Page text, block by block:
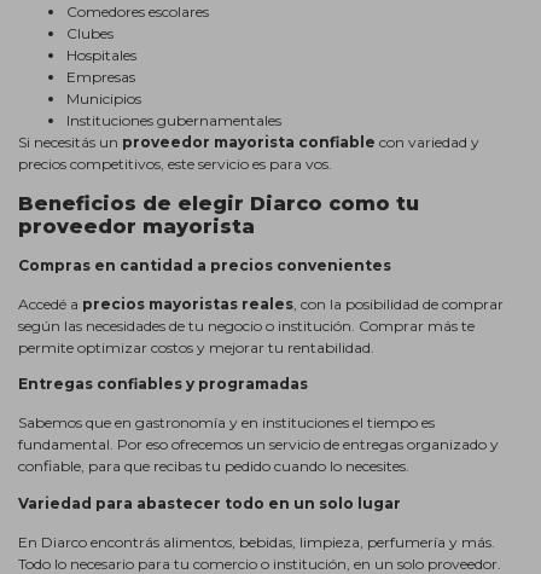
Comedores escolares
Clubes
Hospitales
Empresas
Municipios
Instituciones gubernamentales
Si necesitás un proveedor mayorista confiable con variedad y
precios competitivos, este servicio es para vos.
Beneficios de elegir Diarco como tu
proveedor mayorista
Compras en cantidad a precios convenientes
Accedé a precios mayoristas reales , con la posibilidad de comprar
según las necesidades de tu negocio o institución. Comprar más te
permite optimizar costos y mejorar tu rentabilidad.
Entregas confiables y programadas
Sabemos que en gastronomía y en instituciones el tiempo es
fundamental. Por eso ofrecemos un servicio de entregas organizado y
confiable, para que recibas tu pedido cuando lo necesites.
Variedad para abastecer todo en un solo lugar
En Diarco encontrás alimentos, bebidas, limpieza, perfumería y más.
Todo lo necesario para tu comercio o institución, en un solo proveedor.